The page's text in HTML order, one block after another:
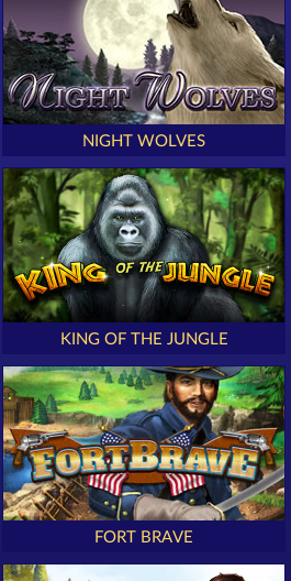
NIGHT WOLVES
KING OF THE JUNGLE
FORT BRAVE